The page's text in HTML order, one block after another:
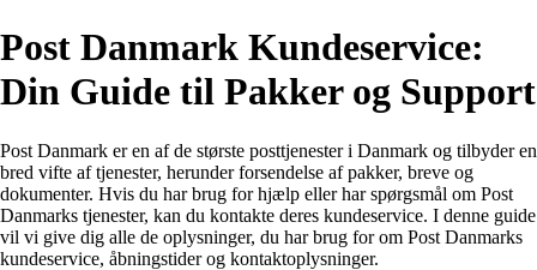
Post Danmark Kundeservice:
Din Guide til Pakker og Support
Post Danmark er en af ​​de største posttjenester i Danmark og tilbyder en
bred vifte af tjenester, herunder forsendelse af pakker, breve og
dokumenter. Hvis du har brug for hjælp eller har spørgsmål om Post
Danmarks tjenester, kan du kontakte deres kundeservice. I denne guide
vil vi give dig alle de oplysninger, du har brug for om Post Danmarks
kundeservice, åbningstider og kontaktoplysninger.